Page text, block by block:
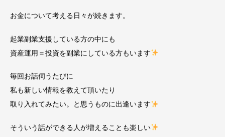
お金について考える日々が続きます。
起業副業支援している方の中にも
資産運用＝投資を副業にしている方もいます
毎回お話伺うたびに
私も新しい情報を教えて頂いたり
取り入れてみたい。と思うものに出逢います
そういう話ができる人が増えることも楽しい